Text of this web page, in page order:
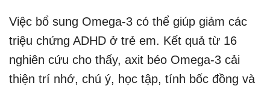
Việc bổ sung Omega-3 có thể giúp giảm các
triệu chứng ADHD ở trẻ em. Kết quả từ 16
nghiên cứu cho thấy, axit béo Omega-3 cải
thiện trí nhớ, chú ý, học tập, tính bốc đồng và